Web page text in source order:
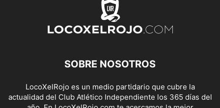
SOBRE NOSOTROS
LocoXelRojo es un medio partidario que cubre la
actualidad del Club Atlético Independiente los 365 días del